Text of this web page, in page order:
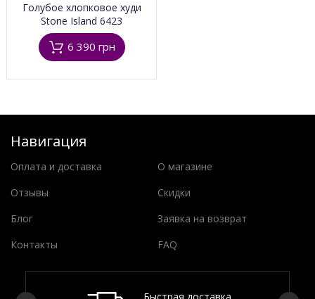
Голубое хлопковое худи
Stone Island 6423
6 390 грн
Навигация
Оплата и доставка
О магазине
Отзывы
Скидки
Блог
Заявка на возврат
Контакты
FAQ